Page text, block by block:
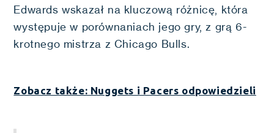
Edwards wskazał na kluczową różnicę, która
występuje w porównaniach jego gry, z grą 6-
krotnego mistrza z Chicago Bulls.
Zobacz także: Nuggets i Pacers odpowiedzieli